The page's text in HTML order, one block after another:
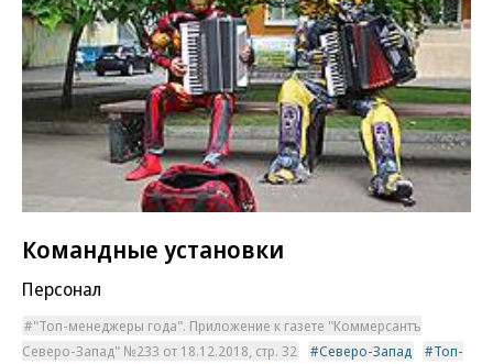
Командные установки
Персонал
"Топ-менеджеры года". Приложение к газете "Коммерсантъ
Северо-Запад" №233 от 18.12.2018, стр. 32
Северо-Запад
Топ-